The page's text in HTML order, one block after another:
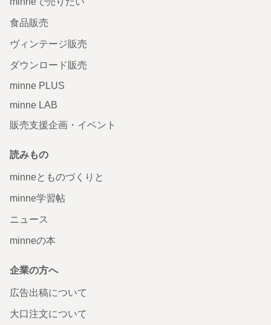
食品販売
ヴィンテージ販売
ダウンロード販売
minne PLUS
minne LAB
販売支援企画・イベント
読みもの
minneとものづくりと
minne学習帖
ニュース
minneの本
企業の方へ
広告出稿について
大口注文について